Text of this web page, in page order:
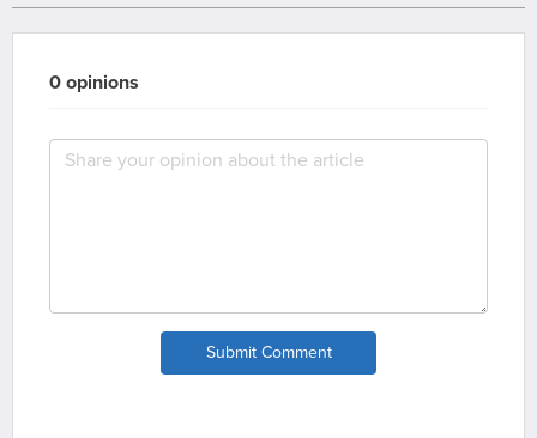
0 opinions
Submit Comment